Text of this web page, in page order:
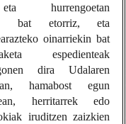
hurrengoetan
bat etorriz, eta
oinarriekin bat
espedienteak
dira Udalaren
hamabost egun
herritarrek edo
iruditzen zaizkien